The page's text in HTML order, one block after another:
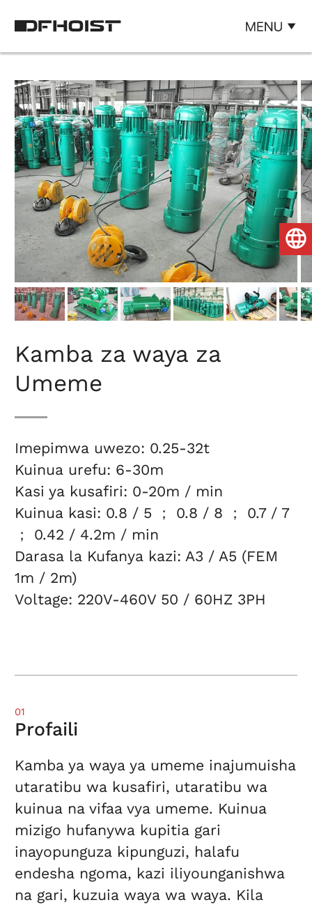
Kamba za waya za
Umeme
Imepimwa uwezo: 0.25-32t
Kuinua urefu: 6-30m
Kasi ya kusafiri: 0-20m / min
Kuinua kasi: 0.8 / 5 ； 0.8 / 8 ； 0.7 / 7
； 0.42 / 4.2m / min
Darasa la Kufanya kazi: A3 / A5 (FEM
1m / 2m)
Voltage: 220V-460V 50 / 60HZ 3PH
01
Profaili
Kamba ya waya ya umeme inajumuisha
utaratibu wa kusafiri, utaratibu wa
kuinua na vifaa vya umeme. Kuinua
mizigo hufanywa kupitia gari
inayopunguza kipunguzi, halafu
endesha ngoma, kazi iliyounganishwa
na gari, kuzuia waya wa waya. Kila